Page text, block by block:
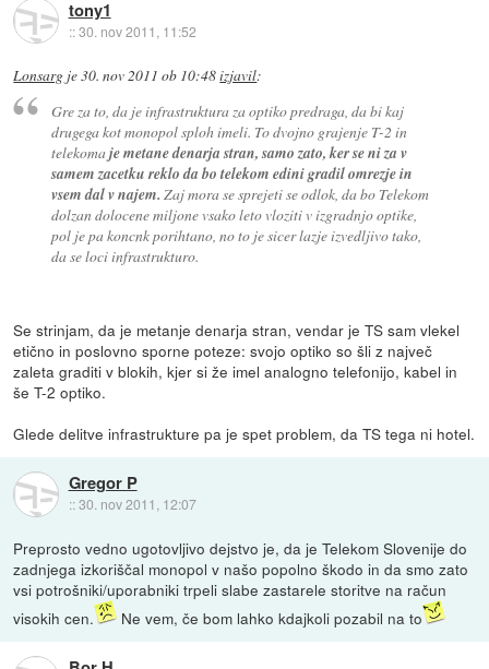
tony1
::30. nov 2011, 11:52
Lonsarg je30. nov 2011 ob 10:48izjavil:
Gre za to, da je infrastruktura za optiko predraga, da bi kaj
drugega kot monopol sploh imeli. To dvojno grajenje T-2 in
telekomaje metane denarja stran, samo zato, ker se ni za v
samem zacetku reklo da bo telekom edini gradil omrezje in
vsem dal v najem. Zaj mora se sprejeti se odlok, da bo Telekom
dolzan dolocene miljone vsako leto vloziti v izgradnjo optike,
pol je pa koncnk porihtano, no to je sicer lazje izvedljivo tako,
da se loci infrastrukturo.
Se strinjam, da je metanje denarja stran, vendar je TS sam vlekel
etično in poslovno sporne poteze: svojo optiko so šli z največ
zaleta graditi v blokih, kjer si že imel analogno telefonijo, kabel in
še T-2 optiko.
Glede delitve infrastrukture pa je spet problem, da TS tega ni hotel.
Gregor P
::30. nov 2011, 12:07
Preprosto vedno ugotovljivo dejstvo je, da je Telekom Slovenije do
zadnjega izkoriščal monopol v našo popolno škodo in da smo zato
vsi potrošniki/uporabniki trpeli slabe zastarele storitve na račun
visokih cen.
Ne vem, če bom lahko kdajkoli pozabil na to